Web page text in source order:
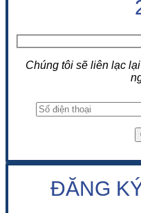
Chúng tôi sẽ liên lạc
ĐĂNG